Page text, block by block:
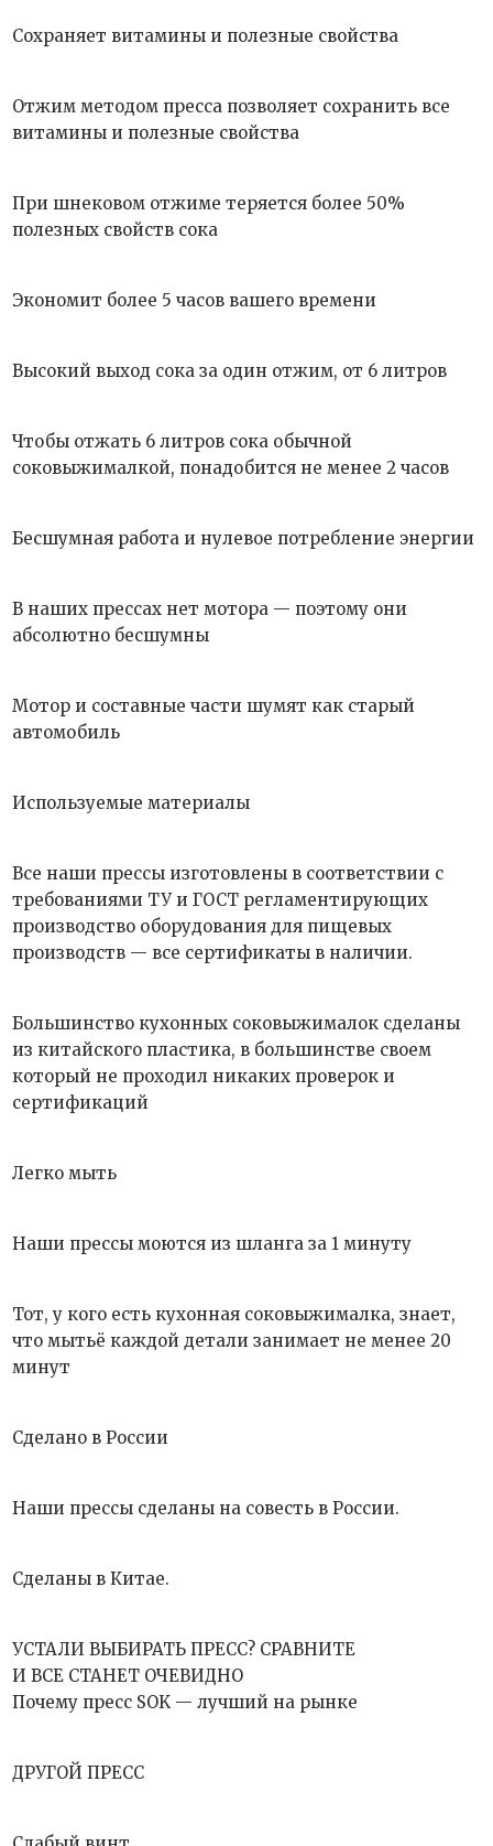
Сохраняет витамины и полезные свойства
Отжим методом пресса позволяет сохранить все
витамины и полезные свойства
При шнековом отжиме теряется более 50%
полезных свойств сока
Экономит более 5 часов вашего времени
Высокий выход сока за один отжим, от 6 литров
Чтобы отжать 6 литров сока обычной
соковыжималкой, понадобится не менее 2 часов
Бесшумная работа и нулевое потребление энергии
В наших прессах нет мотора — поэтому они
абсолютно бесшумны
Мотор и составные части шумят как старый
автомобиль
Используемые материалы
Все наши прессы изготовлены в соответствии с
требованиями ТУ и ГОСТ регламентирующих
производство оборудования для пищевых
производств — все сертификаты в наличии.
Большинство кухонных соковыжималок сделаны
из китайского пластика, в большинстве своем
который не проходил никаких проверок и
сертификаций
Легко мыть
Наши прессы моются из шланга за 1 минуту
Тот, у кого есть кухонная соковыжималка, знает,
что мытьё каждой детали занимает не менее 20
минут
Сделано в России
Наши прессы сделаны на совесть в России.
Сделаны в Китае.
УСТАЛИ ВЫБИРАТЬ ПРЕСС? СРАВНИТЕ
И ВСЕ СТАНЕТ ОЧЕВИДНО
Почему пресс SOK — лучший на рынке
ДРУГОЙ ПРЕСС